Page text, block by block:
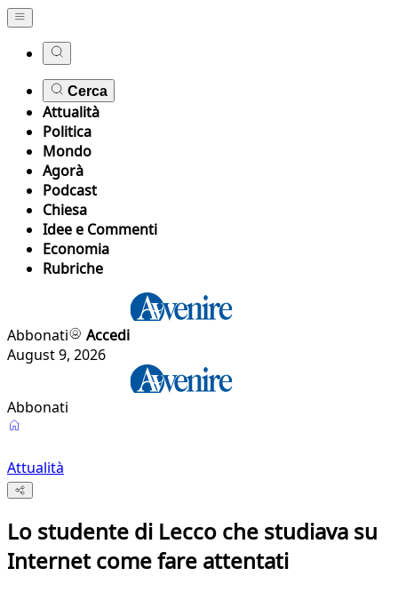
Cerca
Attualità
Politica
Mondo
Agorà
Podcast
Chiesa
Idee e Commenti
Economia
Rubriche
Abbonati
Accedi
August 9, 2026
Abbonati
Attualità
Lo studente di Lecco che studiava su
Internet come fare attentati